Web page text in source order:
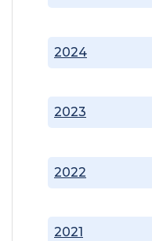
2021
2022
2023
2024